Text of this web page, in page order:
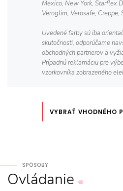
Mexico, New York, Starflex
Veroglim, Verosafe, Creppe,
Uvedené farby sú iba
skutočnosti, odporúčame
obchodných partnerov a
Prípadnú reklamáciu pre
vzorkovníka zobrazeného
VYBRAŤ VHODNÉHO
SPÔSOBY
Ovládanie